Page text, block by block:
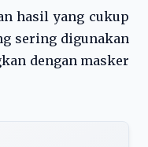
hasil yang cukup
sering digunakan
dengan masker